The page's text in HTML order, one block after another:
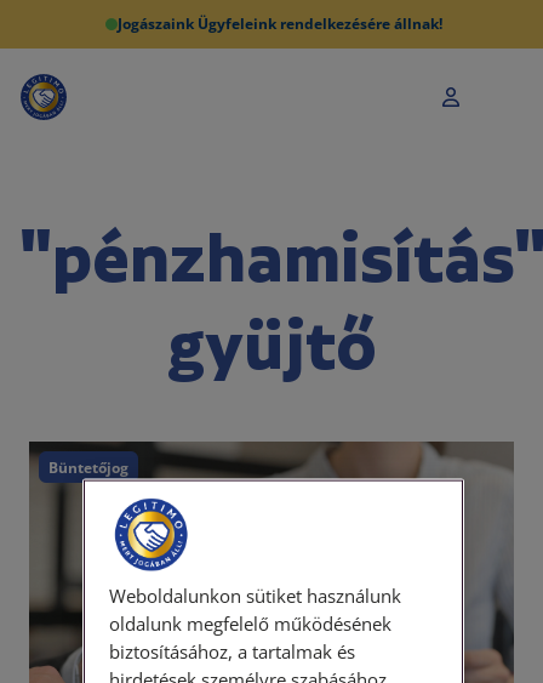
Jogászaink Ügyfeleink rendelkezésére állnak!
gyüjtő
Büntetőjog
Weboldalunkon sütiket használunk
oldalunk megfelelő működésének
biztosításához, a tartalmak és